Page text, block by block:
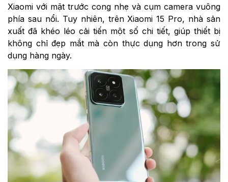
Xiaomi với mặt trước cong nhẹ và cụm camera vuông
phía sau nổi. Tuy nhiên, trên Xiaomi 15 Pro, nhà sản
xuất đã khéo léo cải tiến một số chi tiết, giúp thiết bị
không chỉ đẹp mắt mà còn thực dụng hơn trong sử
dụng hàng ngày.